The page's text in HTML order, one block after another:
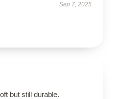
Sep 7, 2025
but still durable.